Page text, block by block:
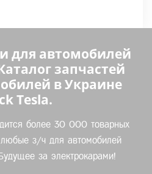
для автомобилей
запчастей
в Украине
Tesla.
более 30 000 товарных
з/ч для автомобилей
за электрокарами!